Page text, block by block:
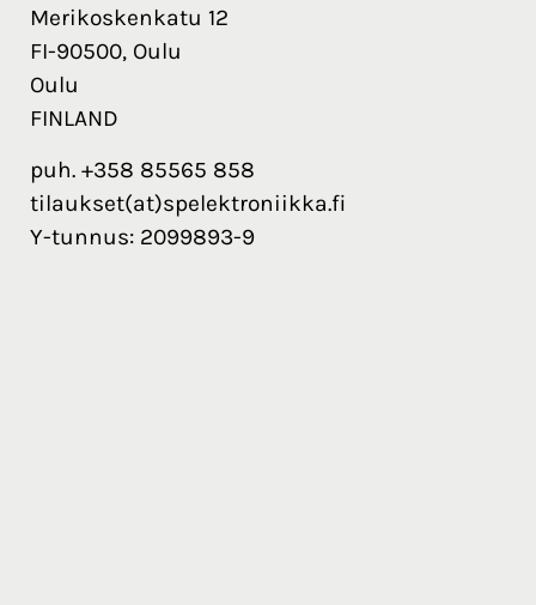
Merikoskenkatu 12
FI-90500, Oulu
Oulu
FINLAND
puh. +358 85565 858
tilaukset(at)spelektroniikka.fi
Y-tunnus: 2099893-9